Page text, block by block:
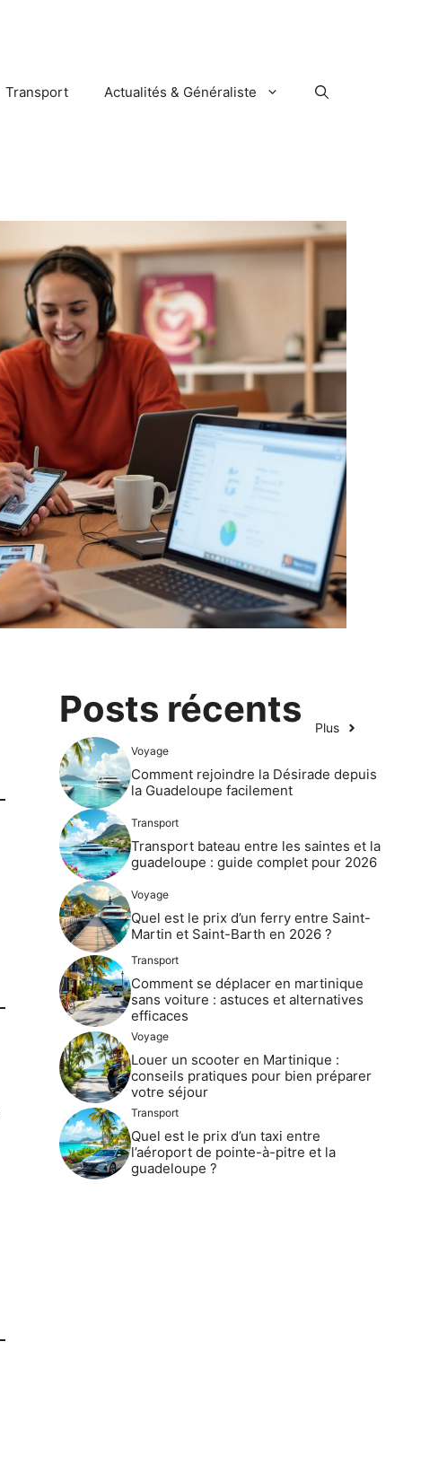
Transport Actualités & Généraliste
Posts récents Plus
Voyage
Comment rejoindre la Désirade depuis
la Guadeloupe facilement
Transport
Transport bateau entre les saintes et la
guadeloupe : guide complet pour 2026
Voyage
Quel est le prix d’un ferry entre Saint-
Martin et Saint-Barth en 2026 ?
Transport
Comment se déplacer en martinique
sans voiture : astuces et alternatives
efficaces
Voyage
Louer un scooter en Martinique :
conseils pratiques pour bien préparer
votre séjour
Transport
Quel est le prix d’un taxi entre
l’aéroport de pointe-à-pitre et la
guadeloupe ?